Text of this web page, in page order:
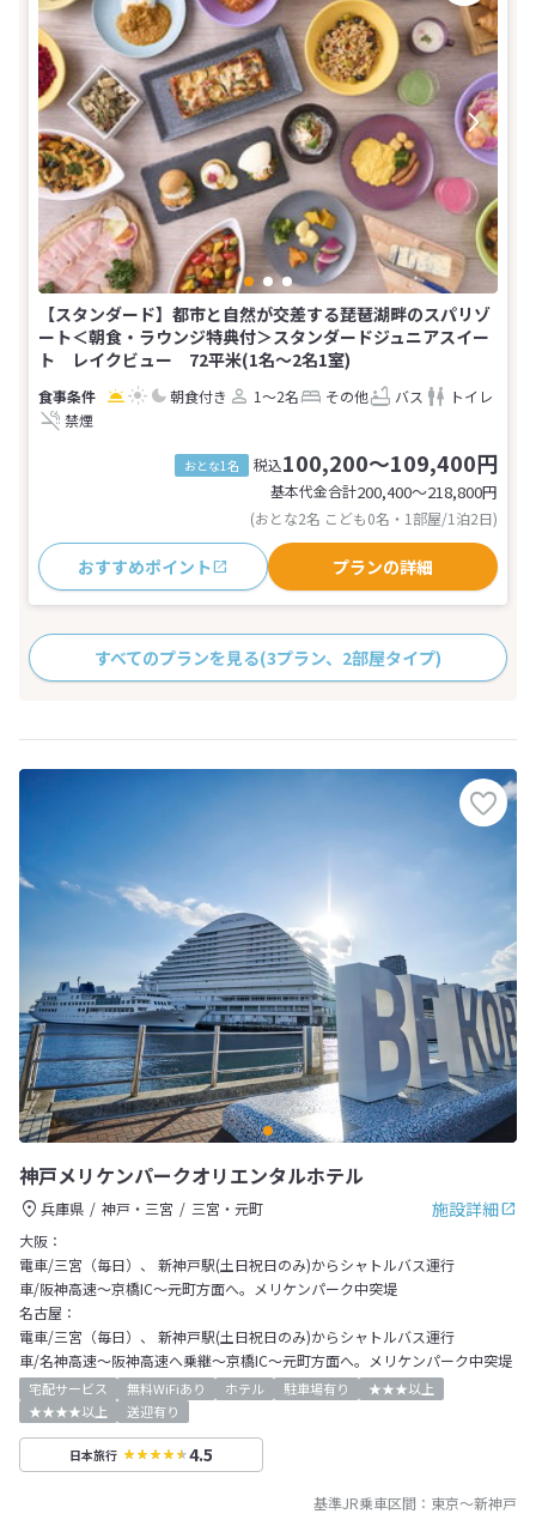
【スタンダード】都市と自然が交差する琵琶湖畔のスパリゾ
ート＜朝食・ラウンジ特典付＞スタンダードジュニアスイー
ト レイクビュー 72平米(1名～2名1室)
朝食付き 1～2名 その他 バス
トイレ
禁煙
おとな1名 税込100,200～109,400円
基本代金合計200,400〜218,800円
(おとな2名 こども0名・1部屋/1泊2日)
おすすめポイント プランの詳細
すべてのプランを見る(3プラン、2部屋タイプ)
神戸メリケンパークオリエンタルホテル
施設詳細
兵庫県 神戸・三宮
三宮・元町
大阪：
電車/三宮（毎日）、 新神戸駅(土日祝日のみ)からシャトルバス運行
車/阪神高速～京橋IC～元町方面へ。メリケンパーク中突堤
名古屋：
電車/三宮（毎日）、 新神戸駅(土日祝日のみ)からシャトルバス運行
車/名神高速～阪神高速へ乗継～京橋IC～元町方面へ。メリケンパーク中突堤
宅配サービス 無料WiFiあり ホテル 駐車場有り
★★★以上
★★★★以上
送迎有り
日本旅行 4.5
基準JR乗車区間： 東京～新神戸